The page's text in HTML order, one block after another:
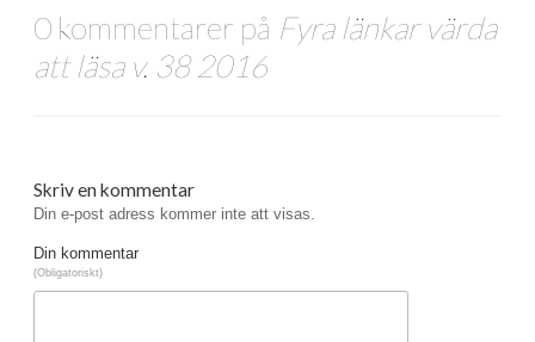
0 kommentarer på Fyra länkar värda
att läsa v. 38 2016
Skriv en kommentar
Din e-post adress kommer inte att visas.
Din kommentar
(Obligatoriskt)